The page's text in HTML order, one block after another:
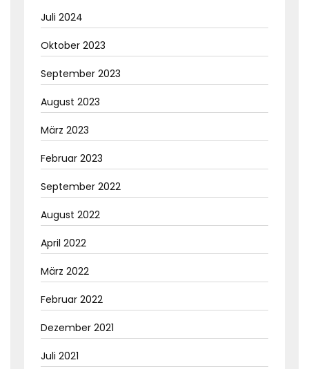
Juli 2024
Oktober 2023
September 2023
August 2023
März 2023
Februar 2023
September 2022
August 2022
April 2022
März 2022
Februar 2022
Dezember 2021
Juli 2021